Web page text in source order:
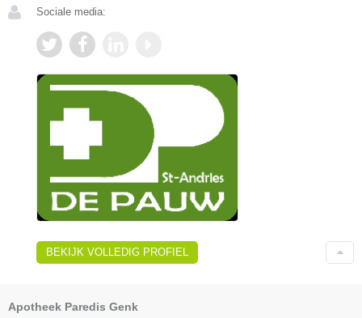
Sociale media:
BEKIJK VOLLEDIG PROFIEL
Apotheek Paredis Genk